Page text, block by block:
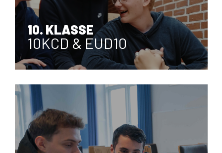
EUD, EUX
10. KLASSE
10KCD & EUD10